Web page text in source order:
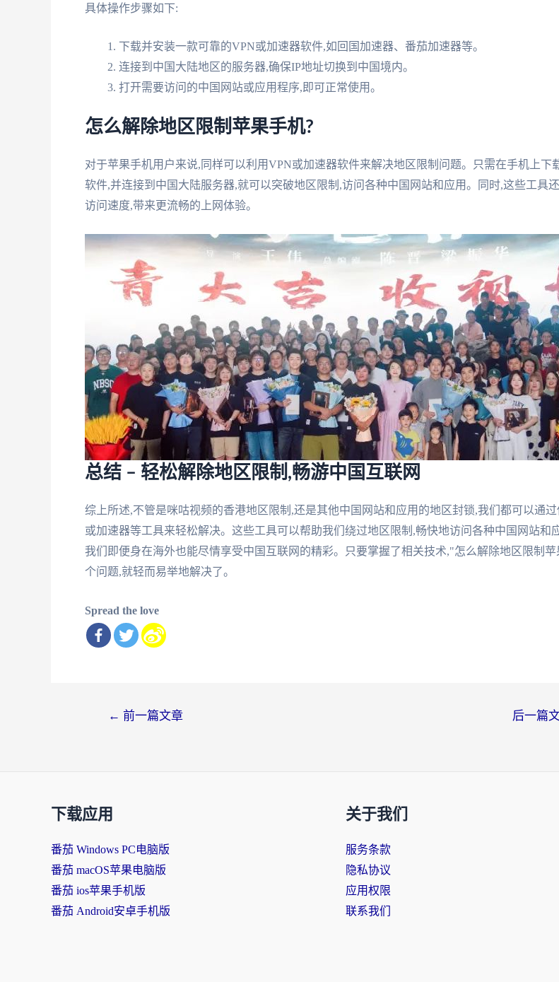
具体操作步骤如下:
下载并安装一款可靠的VPN或加速器软件,如回国加速器、番茄加速器等。
连接到中国大陆地区的服务器,确保IP地址切换到中国境内。
打开需要访问的中国网站或应用程序,即可正常使用。
怎么解除地区限制苹果手机?
对于苹果手机用户来说,同样可以利用VPN或加速器软件来解决地区限制问题。只需在手机上下
软件,并连接到中国大陆服务器,就可以突破地区限制,访问各种中国网站和应用。同时,这些工具
访问速度,带来更流畅的上网体验。
总结 – 轻松解除地区限制,畅游中国互联网
综上所述,不管是咪咕视频的香港地区限制,还是其他中国网站和应用的地区封锁,我们都可以通
或加速器等工具来轻松解决。这些工具可以帮助我们绕过地区限制,畅快地访问各种中国网站和
我们即便身在海外也能尽情享受中国互联网的精彩。只要掌握了相关技术,"怎么解除地区限制
个问题,就轻而易举地解决了。
Spread the love
← 前一篇文章 后一篇
下载应用
番茄 Windows PC电脑版
番茄 macOS苹果电脑版
番茄 ios苹果手机版
番茄 Android安卓手机版
关于我们
服务条款
隐私协议
应用权限
联系我们